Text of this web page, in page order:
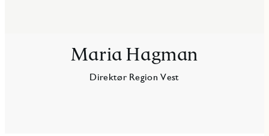
Maria Hagman
Direktør Region Vest